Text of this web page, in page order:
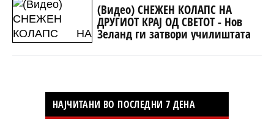
(Видео) СНЕЖЕН КОЛАПС НА
ДРУГИОТ КРАЈ ОД СВЕТОТ - Нов
Зеланд ги затвори училиштата
НАЈЧИТАНИ ВО ПОСЛЕДНИ 7 ДЕНА